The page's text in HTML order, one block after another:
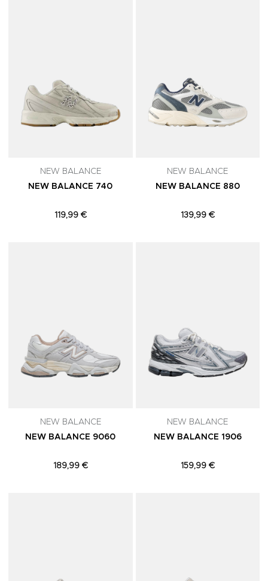
NEW BALANCE
NEW BALANCE 740
119,99 €
NEW BALANCE
NEW BALANCE 880
139,99 €
NEW BALANCE
NEW BALANCE 9060
189,99 €
NEW BALANCE
NEW BALANCE 1906
159,99 €